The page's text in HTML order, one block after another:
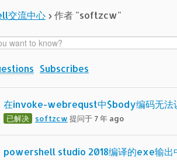
交流中心 › 作者 "softzcw"
Subscribes
在invoke-webrequst中$body编码无法
已解决 softzcw 提问于 7 年 ago
powershell studio 2018编译的exe输出